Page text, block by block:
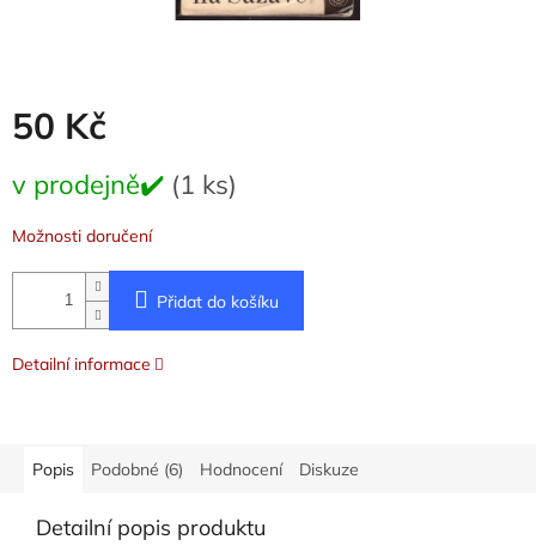
50 Kč
cena:
v prodejně✔️ (1 ks)
Možnosti doručení
Přidat do košíku
Detailní informace
Popis Podobné (6) Hodnocení Diskuze
Detailní popis produktu